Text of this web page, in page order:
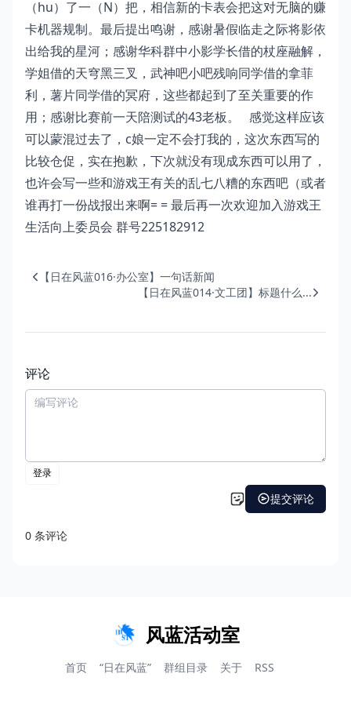
（hu）了一（N）把，相信新的卡表会把这对无脑的赚
卡机器规制。最后提出鸣谢，感谢暑假临走之际将影依
出给我的星河；感谢华科群中小影学长借的杖座融解，
学姐借的天穹黑三叉，武神吧小吧残响同学借的拿菲
利，薯片同学借的冥府，这些都起到了至关重要的作
用；感谢比赛前一天陪测试的43老板。 感觉这样应该
可以蒙混过去了，c娘一定不会打我的，这次东西写的
比较仓促，实在抱歉，下次就没有现成东西可以用了，
也许会写一些和游戏王有关的乱七八糟的东西吧（或者
谁再打一份战报出来啊= = 最后再一次欢迎加入游戏王
生活向上委员会 群号225182912
【日在风蓝016·办公室】一句话新闻
【日在风蓝014·文工团】标题什么...
评论
风蓝活动室
首页 “日在风蓝” 群组目录 关于 RSS